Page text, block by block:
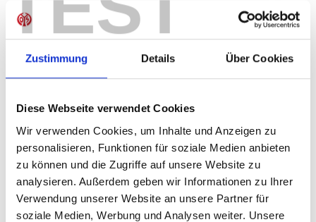
Zustimmung Details Über Cookies
Diese Webseite verwendet Cookies
Wir verwenden Cookies, um Inhalte und Anzeigen zu
personalisieren, Funktionen für soziale Medien anbieten
zu können und die Zugriffe auf unsere Website zu
analysieren. Außerdem geben wir Informationen zu Ihrer
Verwendung unserer Website an unsere Partner für
soziale Medien, Werbung und Analysen weiter. Unsere
Sofort verfügbar, Lieferzeit: 5-7 Tage
Produktdetails